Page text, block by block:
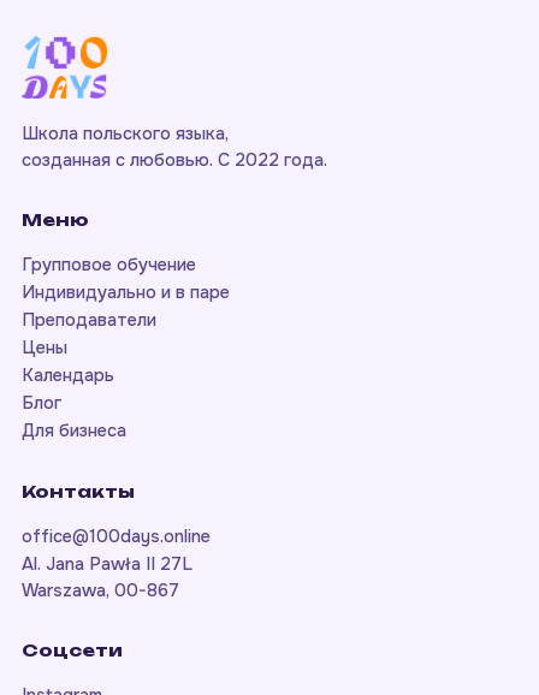
Школа польского языка,
созданная с любовью. С 2022 года.
Меню
Групповое обучение
Индивидуально и в паре
Преподаватели
Цены
Календарь
Блог
Для бизнеса
Контакты
office@100days.online
Al. Jana Pawła II 27L
Warszawa, 00-867
Соцсети